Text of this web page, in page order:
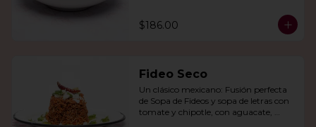
$186.00
Fideo Seco
Un clásico mexicano: Fusión perfecta
de Sopa de Fideos y sopa de letras con
tomate y chipotle, con aguacate,